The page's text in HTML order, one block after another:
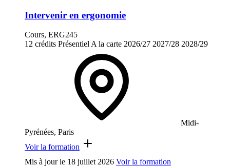
Intervenir en ergonomie
Cours, ERG245
12 crédits PrésentielA la carte 2026/27 2027/28 2028/29
Midi-
Pyrénées, Paris
Voir la formation
Mis à jour le 18 juillet 2026 Voir la formation